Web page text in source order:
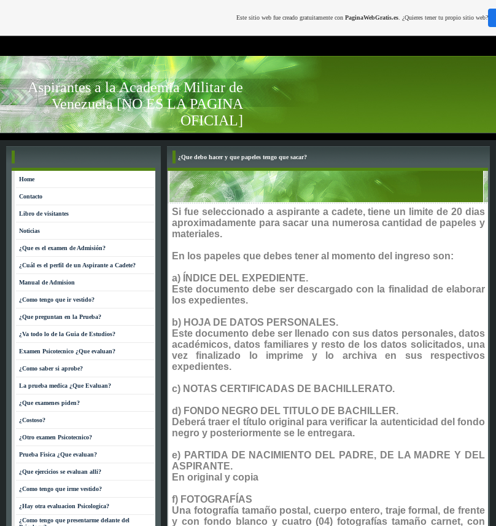
Aspirantes a la Academia Militar de
Venezuela [NO ES LA PAGINA
OFICIAL]
Home
Contacto
Libro de visitantes
Noticias
¿Que es el examen de Admisión?
¿Cuál es el perfil de un Aspirante a Cadete?
Manual de Admision
¿Como tengo que ir vestido?
¿Que preguntan en la Prueba?
¿Va todo lo de la Guia de Estudios?
Examen Psicotecnico ¿Que evaluan?
¿Como saber si aprobe?
La prueba medica ¿Que Evaluan?
¿Que examenes piden?
¿Costoso?
¿Otro examen Psicotecnico?
Prueba Fisica ¿Que evaluan?
¿Que ejercicios se evaluan alli?
¿Como tengo que irme vestido?
¿Hay otra evaluacion Psicologica?
¿Como tengo que presentarme delante del
¿Que debo hacer y que papeles tengo que sacar?
Si fue seleccionado a aspirante a cadete, tiene un limite de 20 dias
aproximadamente para sacar una numerosa cantidad de papeles y
materiales.
En los papeles que debes tener al momento del ingreso son:
a) ÍNDICE DEL EXPEDIENTE.
Este documento debe ser descargado con la finalidad de elaborar
los expedientes.
b) HOJA DE DATOS PERSONALES.
Este documento debe ser llenado con sus datos personales, datos
académicos, datos familiares y resto de los datos solicitados, una
vez finalizado lo imprime y lo archiva en sus respectivos
expedientes.
c) NOTAS CERTIFICADAS DE BACHILLERATO.
d) FONDO NEGRO DEL TITULO DE BACHILLER.
Deberá traer el título original para verificar la autenticidad del fondo
negro y posteriormente se le entregara.
e) PARTIDA DE NACIMIENTO DEL PADRE, DE LA MADRE Y DEL
ASPIRANTE.
En original y copia
f) FOTOGRAFÍAS
Una fotografía tamaño postal, cuerpo entero, traje formal, de frente
y con fondo blanco y cuatro (04) fotografías tamaño carnet, con
Este sitio web fue creado gratuitamente con PaginaWebGratis.es. ¿Quieres tener tu propio sitio web?